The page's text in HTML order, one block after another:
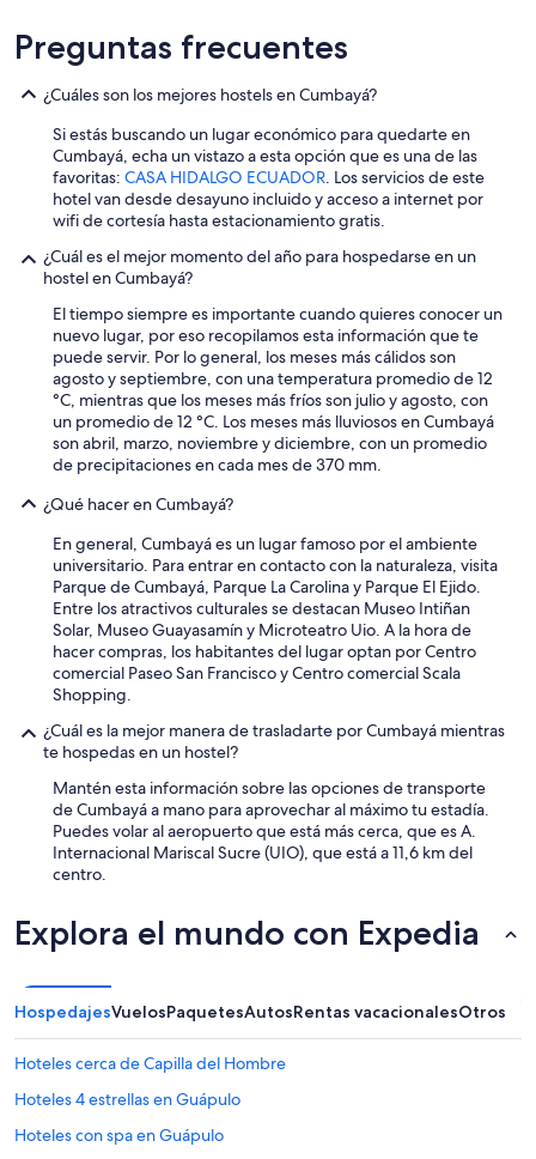
Preguntas frecuentes
¿Cuáles son los mejores hostels en Cumbayá?
Si estás buscando un lugar económico para quedarte en
Cumbayá, echa un vistazo a esta opción que es una de las
favoritas: CASA HIDALGO ECUADOR. Los servicios de este
hotel van desde desayuno incluido y acceso a internet por
wifi de cortesía hasta estacionamiento gratis.
¿Cuál es el mejor momento del año para hospedarse en un
hostel en Cumbayá?
El tiempo siempre es importante cuando quieres conocer un
nuevo lugar, por eso recopilamos esta información que te
puede servir. Por lo general, los meses más cálidos son
agosto y septiembre, con una temperatura promedio de 12
°C, mientras que los meses más fríos son julio y agosto, con
un promedio de 12 °C. Los meses más lluviosos en Cumbayá
son abril, marzo, noviembre y diciembre, con un promedio
de precipitaciones en cada mes de 370 mm.
¿Qué hacer en Cumbayá?
En general, Cumbayá es un lugar famoso por el ambiente
universitario. Para entrar en contacto con la naturaleza, visita
Parque de Cumbayá, Parque La Carolina y Parque El Ejido.
Entre los atractivos culturales se destacan Museo Intiñan
Solar, Museo Guayasamín y Microteatro Uio. A la hora de
hacer compras, los habitantes del lugar optan por Centro
comercial Paseo San Francisco y Centro comercial Scala
Shopping.
¿Cuál es la mejor manera de trasladarte por Cumbayá mientras
te hospedas en un hostel?
Mantén esta información sobre las opciones de transporte
de Cumbayá a mano para aprovechar al máximo tu estadía.
Puedes volar al aeropuerto que está más cerca, que es A.
Internacional Mariscal Sucre (UIO), que está a 11,6 km del
centro.
Explora el mundo con Expedia
HospedajesVuelosPaquetesAutosRentas vacacionalesOtros
Hoteles cerca de Capilla del Hombre
Hoteles 4 estrellas en Guápulo
Hoteles con spa en Guápulo